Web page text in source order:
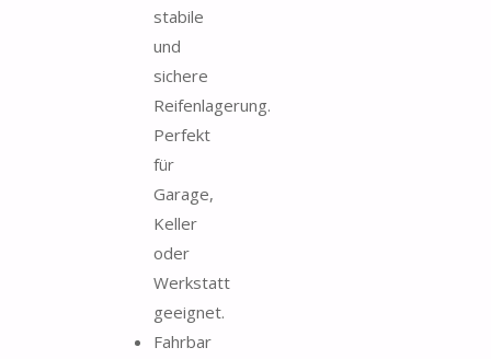
stabile
und
sichere
Reifenlagerung.
Perfekt
für
Garage,
Keller
oder
Werkstatt
geeignet.
Fahrbar